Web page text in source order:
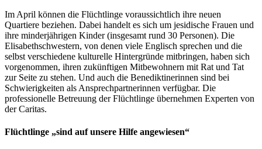
Im April können die Flüchtlinge voraussichtlich ihre neuen
Quartiere beziehen. Dabei handelt es sich um jesidische Frauen und
ihre minderjährigen Kinder (insgesamt rund 30 Personen). Die
Elisabethschwestern, von denen viele Englisch sprechen und die
selbst verschiedene kulturelle Hintergründe mitbringen, haben sich
vorgenommen, ihren zukünftigen Mitbewohnern mit Rat und Tat
zur Seite zu stehen. Und auch die Benediktinerinnen sind bei
Schwierigkeiten als Ansprechpartnerinnen verfügbar. Die
professionelle Betreuung der Flüchtlinge übernehmen Experten von
der Caritas.
Flüchtlinge „sind auf unsere Hilfe angewiesen“